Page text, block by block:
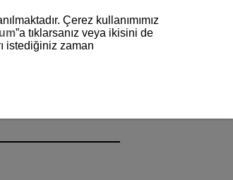
Çerez kullanımımız
”a tıklarsanız veya ikisini de
istediğiniz zaman